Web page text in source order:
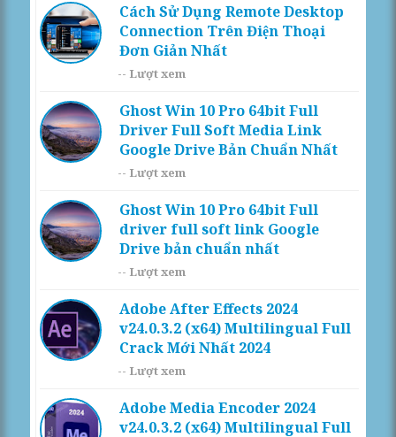
Cách Sử Dụng Remote Desktop
Connection Trên Điện Thoại
Đơn Giản Nhất
-- Lượt xem
Ghost Win 10 Pro 64bit Full
Driver Full Soft Media Link
Google Drive Bản Chuẩn Nhất
-- Lượt xem
Ghost Win 10 Pro 64bit Full
driver full soft link Google
Drive bản chuẩn nhất
-- Lượt xem
Adobe After Effects 2024
v24.0.3.2 (x64) Multilingual Full
Crack Mới Nhất 2024
-- Lượt xem
Adobe Media Encoder 2024
v24.0.3.2 (x64) Multilingual Full